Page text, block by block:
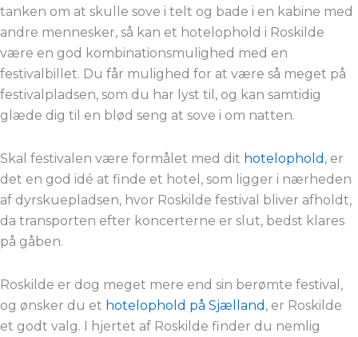
tanken om at skulle sove i telt og bade i en kabine med
andre mennesker, så kan et hotelophold i Roskilde
være en god kombinationsmulighed med en
festivalbillet. Du får mulighed for at være så meget på
festivalpladsen, som du har lyst til, og kan samtidig
glæde dig til en blød seng at sove i om natten.
Skal festivalen være formålet med dit hotelophold , er
det en god idé at finde et hotel, som ligger i nærheden
af dyrskuepladsen, hvor Roskilde festival bliver afholdt,
da transporten efter koncerterne er slut, bedst klares
på gåben.
Roskilde er dog meget mere end sin berømte festival,
og ønsker du et hotelophold på Sjælland , er Roskilde
et godt valg. I hjertet af Roskilde finder du nemlig